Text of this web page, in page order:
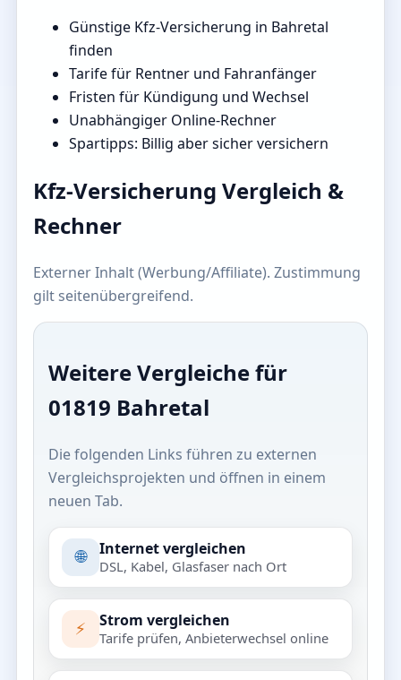
Günstige Kfz-Versicherung in Bahretal
finden
Tarife für Rentner und Fahranfänger
Fristen für Kündigung und Wechsel
Unabhängiger Online-Rechner
Spartipps: Billig aber sicher versichern
Kfz-Versicherung Vergleich &
Rechner
Externer Inhalt (Werbung/Affiliate). Zustimmung
gilt seitenübergreifend.
Weitere Vergleiche für
01819 Bahretal
Die folgenden Links führen zu externen
Vergleichsprojekten und öffnen in einem
neuen Tab.
🌐 Internet vergleichen
DSL, Kabel, Glasfaser nach Ort
⚡ Strom vergleichen
Tarife prüfen, Anbieterwechsel online